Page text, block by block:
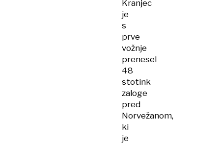
Kranjec
je
s
prve
vožnje
prenesel
48
stotink
zaloge
pred
Norvežanom,
ki
je